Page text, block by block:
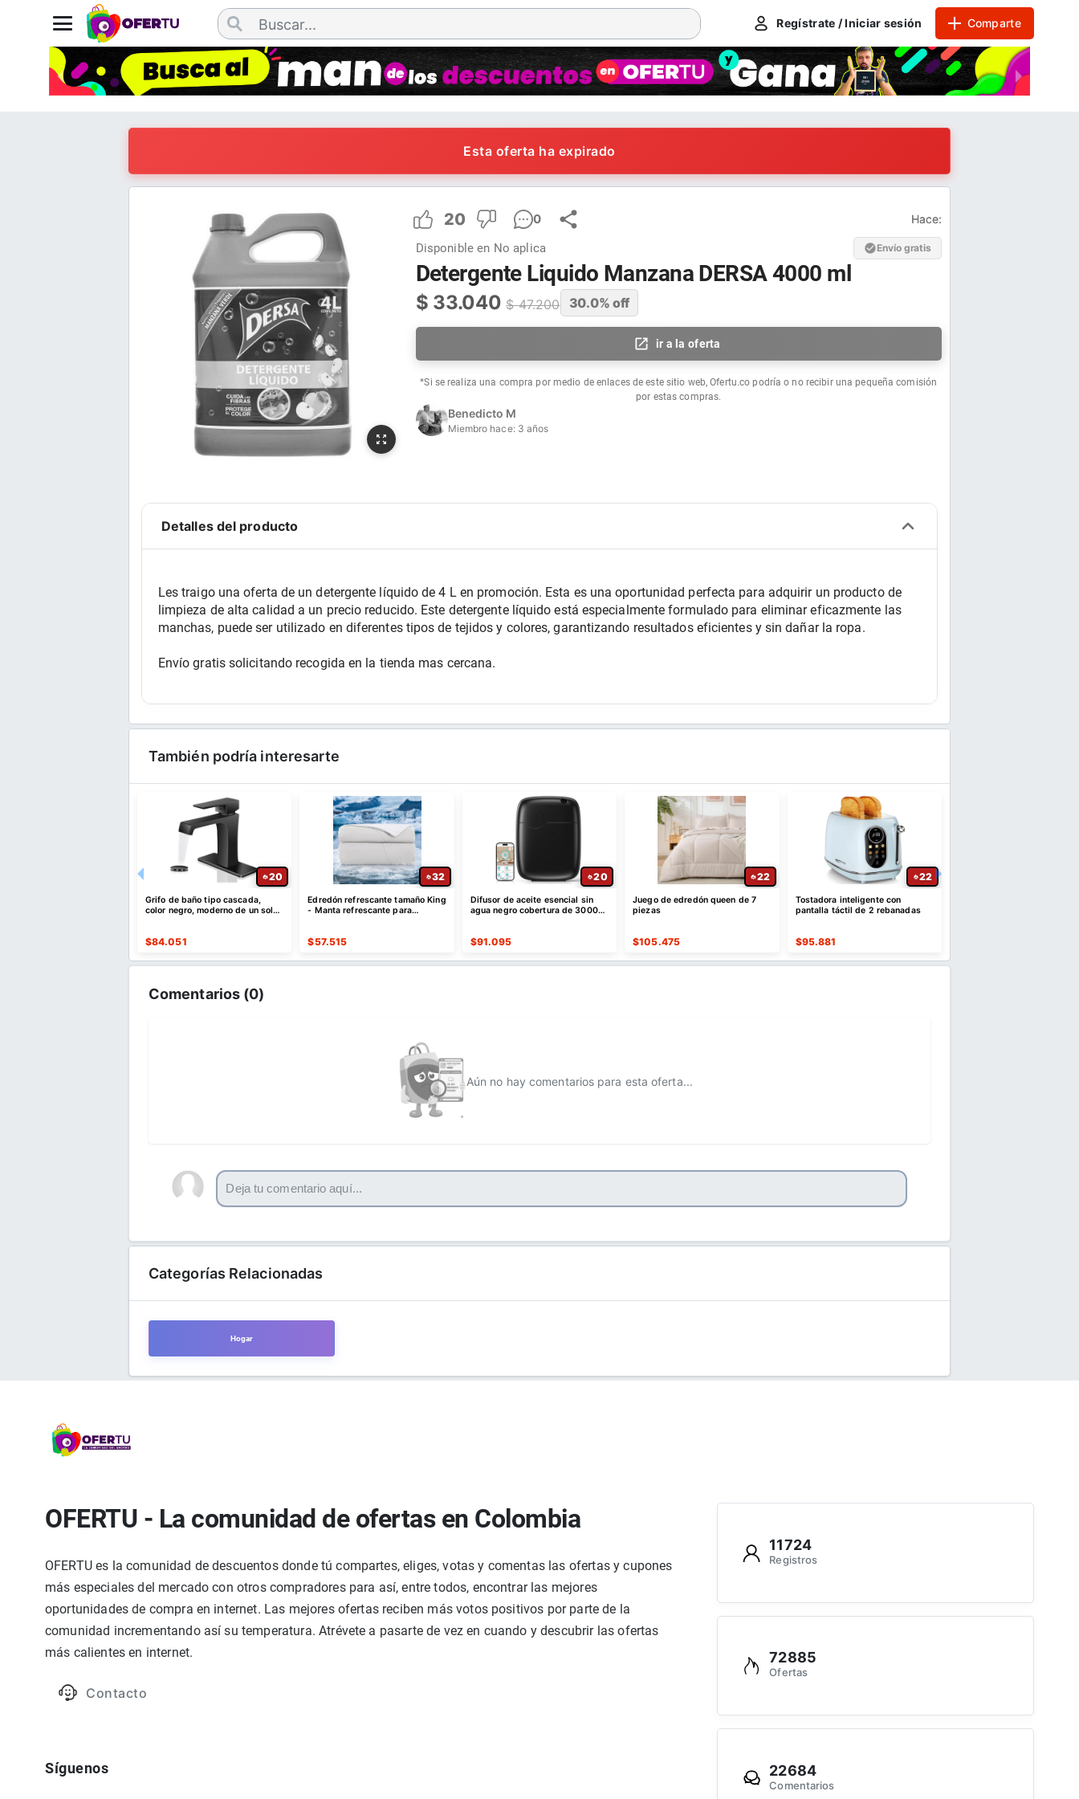
Regístrate / Iniciar sesión Comparte
Esta oferta ha expirado
20 0 Hace:
Disponible en No aplica Envío gratis
Detergente Liquido Manzana DERSA 4000 ml
$ 33.040 $47.200 30.0% off
ir a la oferta
*Si se realiza una compra por medio de enlaces de este sitio web, Ofertu.co podría o no recibir una pequeña comisión
por estas compras.
Benedicto M
Miembro hace: 3 años
Detalles del producto
Les traigo una oferta de un detergente líquido de 4 L en promoción. Esta es una oportunidad perfecta para adquirir un producto de
limpieza de alta calidad a un precio reducido. Este detergente líquido está especialmente formulado para eliminar eficazmente las
manchas, puede ser utilizado en diferentes tipos de tejidos y colores, garantizando resultados eficientes y sin dañar la ropa.
Envío gratis solicitando recogida en la tienda mas cercana.
También podría interesarte
20
Grifo de baño tipo cascada,
color negro, moderno de un solo
$84.051
32
Edredón refrescante tamaño King
- Manta refrescante para
$57.515
20
Difusor de aceite esencial sin
agua negro cobertura de 3000
$91.095
22
Juego de edredón queen de 7
piezas
$105.475
22
Tostadora inteligente con
pantalla táctil de 2 rebanadas
$95.881
Comentarios (0)
Aún no hay comentarios para esta oferta...
Categorías Relacionadas
Hogar
OFERTU - La comunidad de ofertas en Colombia
OFERTU es la comunidad de descuentos donde tú compartes, eliges, votas y comentas las ofertas y cupones
más especiales del mercado con otros compradores para así, entre todos, encontrar las mejores
oportunidades de compra en internet. Las mejores ofertas reciben más votos positivos por parte de la
comunidad incrementando así su temperatura. Atrévete a pasarte de vez en cuando y descubrir las ofertas
más calientes en internet.
Contacto
Síguenos
11724
Registros
72885
Ofertas
22684
Comentarios